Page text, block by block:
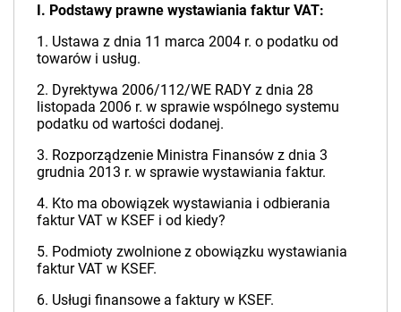
I. Podstawy prawne wystawiania faktur VAT:
1. Ustawa z dnia 11 marca 2004 r. o podatku od
towarów i usług.
2. Dyrektywa 2006/112/WE RADY z dnia 28
listopada 2006 r. w sprawie wspólnego systemu
podatku od wartości dodanej.
3. Rozporządzenie Ministra Finansów z dnia 3
grudnia 2013 r. w sprawie wystawiania faktur.
4. Kto ma obowiązek wystawiania i odbierania
faktur VAT w KSEF i od kiedy?
5. Podmioty zwolnione z obowiązku wystawiania
faktur VAT w KSEF.
6. Usługi finansowe a faktury w KSEF.